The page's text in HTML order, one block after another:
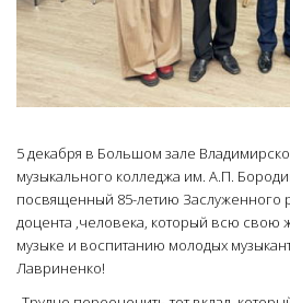
5 декабря в Большом зале
музыкального колледжа им. А.П.
посвященный 85-летию Заслуженного
доцента ,человека, который всю свою
музыке и воспитанию молодых
Лавриненко!